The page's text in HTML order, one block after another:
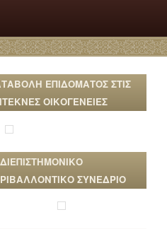
ΕΠΙΔΟΜΑΤΟΣ ΣΤΙΣ
ΟΙΚΟΓΕΝΕΙΕΣ
ΣΥΝΕΔΡΙΟ